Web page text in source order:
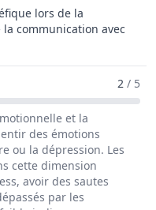
lors de la
communication avec
De Biostatisticien /
2 / 5
et la
des émotions
ou la dépression. Les
cette dimension
avoir des sautes
par les